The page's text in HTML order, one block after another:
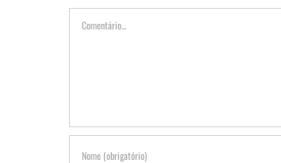
Comentário